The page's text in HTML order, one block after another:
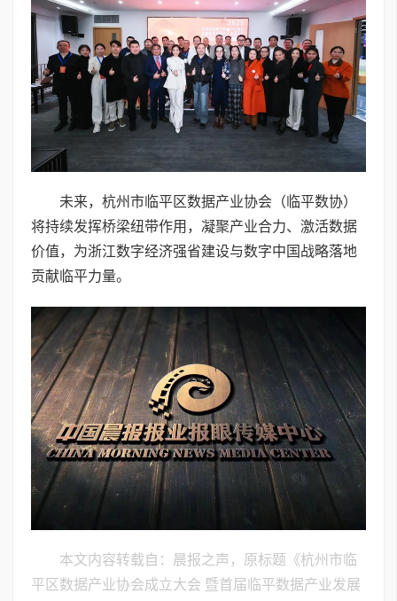
未来，杭州市临平区数据产业协会（临平数协）
将持续发挥桥梁纽带作用，凝聚产业合力、激活数据
价值，为浙江数字经济强省建设与数字中国战略落地
贡献临平力量。
本文内容转载自：晨报之声，原标题《杭州市临
平区数据产业协会成立大会 暨首届临平数据产业发展